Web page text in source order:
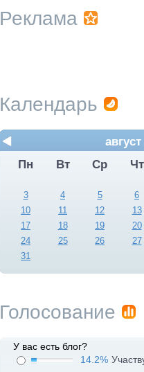
Реклама
Календарь
Пн
Вт Ср Чт
3
4 5 6
10
11 12 13
17
18 19 20
24
25 26 27
31
Голосование
У вас есть блог?
14.2%